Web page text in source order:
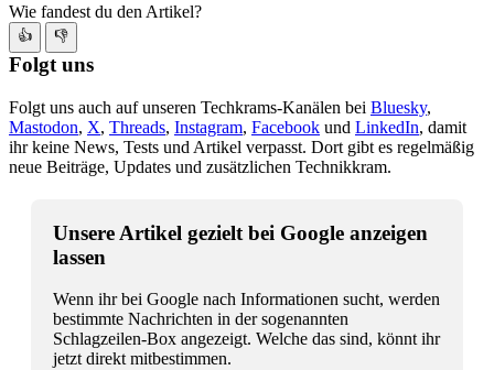
Wie fandest du den Artikel?
👍 👎
Folgt uns
Folgt uns auch auf unseren Techkrams-Kanälen bei Bluesky,
Mastodon, X, Threads, Instagram, Facebook und LinkedIn, damit
ihr keine News, Tests und Artikel verpasst. Dort gibt es regelmäßig
neue Beiträge, Updates und zusätzlichen Technikkram.
Unsere Artikel gezielt bei Google anzeigen
lassen
Wenn ihr bei Google nach Informationen sucht, werden
bestimmte Nachrichten in der sogenannten
Schlagzeilen-Box angezeigt. Welche das sind, könnt ihr
jetzt direkt mitbestimmen.